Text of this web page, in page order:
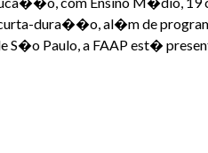
dura��o, al�m de
Paulo, a FAAP est�